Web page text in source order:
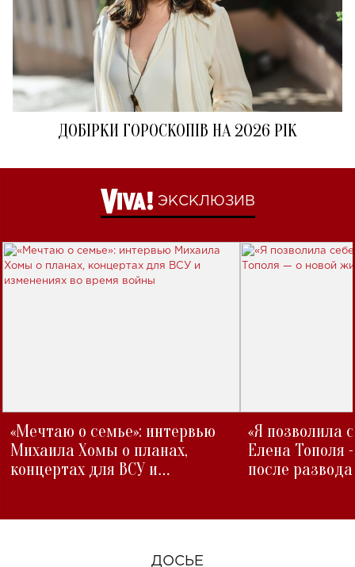
ДОБІРКИ ГОРОСКОПІВ НА 2026 РІК
ЭКСКЛЮЗИВ
«Мечтаю о семье»: интервью
Михаила Хомы о планах,
концертах для ВСУ и
«Я позволила
Елена Тополя
после развода
ДОСЬЕ